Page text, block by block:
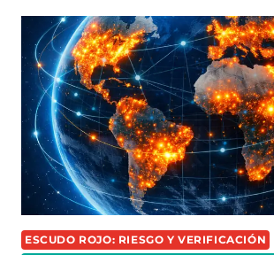
FUTURO
DE
LA
MEDICINA
DE
PRECISIÓN
ESCUDO ROJO: RIESGO Y VERIFICACIÓN